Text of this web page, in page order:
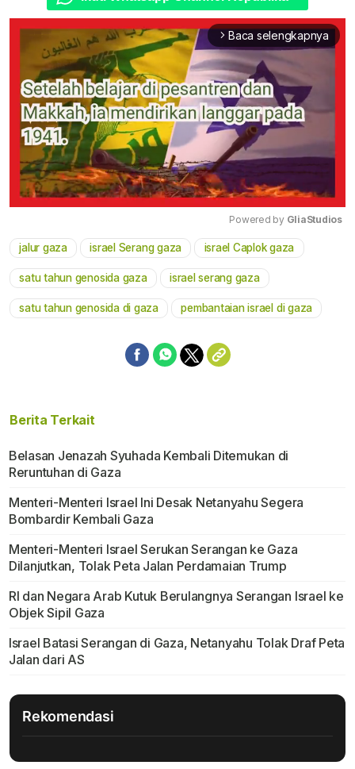
arrow_forward_ios Baca selengkapnya
Mute
Powered by GliaStudios
jalur gaza israel Serang gaza israel Caplok gaza
satu tahun genosida gaza israel serang gaza
satu tahun genosida di gaza pembantaian israel di gaza
Berita Terkait
Belasan Jenazah Syuhada Kembali Ditemukan di
Reruntuhan di Gaza
Menteri-Menteri Israel Ini Desak Netanyahu Segera
Bombardir Kembali Gaza
Menteri-Menteri Israel Serukan Serangan ke Gaza
Dilanjutkan, Tolak Peta Jalan Perdamaian Trump
RI dan Negara Arab Kutuk Berulangnya Serangan Israel ke
Objek Sipil Gaza
Israel Batasi Serangan di Gaza, Netanyahu Tolak Draf Peta
Jalan dari AS
Rekomendasi